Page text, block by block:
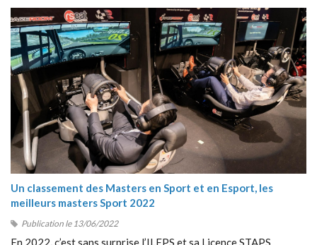
Un classement des Masters en Sport et en Esport, les
meilleurs masters Sport 2022
Publication le 13/06/2022
En 2022, c’est sans surprise l’ILEPS et sa Licence STAPS